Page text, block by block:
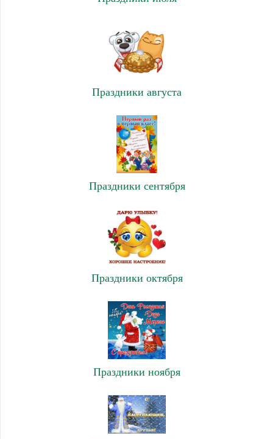
Праздники августа
Праздники сентября
Праздники октября
Праздники ноября